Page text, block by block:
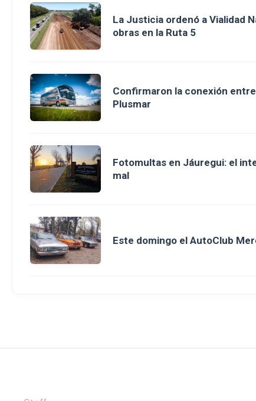
La Justicia ordenó a Vialidad
obras en la Ruta 5
Confirmaron la conexión
Plusmar
Fotomultas en Jáuregui: el
mal
Este domingo el AutoClub